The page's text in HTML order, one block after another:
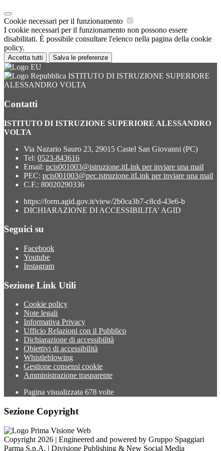
Cookie necessari per il funzionamento
I cookie necessari per il funzionamento non possono essere
disabilitati. È possibile consultare l'elenco nella pagina della cookie
policy.
Accetta tutti Salva le preferenze
ISTITUTO DI ISTRUZIONE SUPERIORE
ALESSANDRO VOLTA
Contatti
ISTITUTO DI ISTRUZIONE SUPERIORE ALESSANDRO
VOLTA
Via Nazario Sauro 23, 29015 Castel San Giovanni (PC)
Tel: 0523-843616
Email: pcis001003@istruzione.itLink per inviare una mail
PEC: pcis001003@pec.istruzione.itLink per inviare una mail
C.F.: 80020290336
https://form.agid.gov.it/view/2b0ca3b7-c8cd-43e6-b
DICHIARAZIONE DI ACCESSIBILITA' AGID
Seguici su
Facebook
Youtube
Instagram
Sezione Link Utili
Cookie policy
Note legali
Informativa Privacy
Ufficio Relazioni con il Pubblico
Dichiarazione di accessibilità
Obiettivi di accessibilità
Whistleblowing
Gestione consensi cookie
Amministrazione trasparente
Pagina visualizzata 678 volte
Sezione Copyright
Copyright 2026 | Engineered and powered by Gruppo Spaggiari
Parma S.p.A. | Divisione Publishing & New Social Media